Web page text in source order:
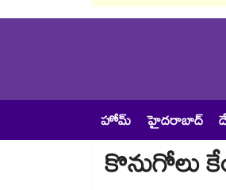
హోమ్ హైదరాబాద్
కొనుగోలు